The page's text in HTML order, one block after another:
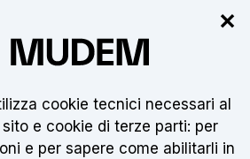
è ancora aperto.
IT
✕
cookie tecnici necessari al
e cookie di terze parti: per
e per sapere come abilitarli in